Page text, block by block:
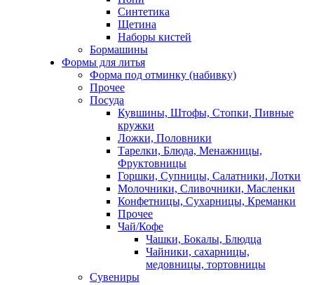
Синтетика
Щетина
Наборы кистей
Бормашины
Формы для литья
Форма под отминку (набивку)
Прочее
Посуда
Кувшины, Штофы, Стопки, Пивные
кружки
Ложки, Половники
Тарелки, Блюда, Менажницы,
Фруктовницы
Горшки, Супницы, Салатники, Лотки
Молочники, Сливочники, Масленки
Конфетницы, Сухарницы, Креманки
Прочее
Чай/Кофе
Чашки, Бокалы, Блюдца
Чайники, сахарницы,
медовницы, тортовницы
Сувениры